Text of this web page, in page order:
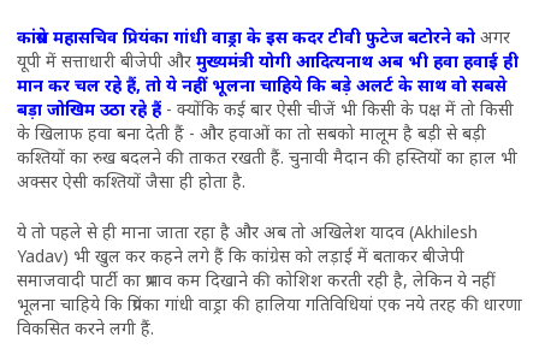
कांग्रेस महासचिव प्रियंका गांधी वाड्रा के इस कदर टीवी फुटेज बटोरने कोअगर
यूपी में सत्ताधारी बीजेपी और मुख्यमंत्री योगी आदित्यनाथ अब भी हवा हवाई ही
मान कर चल रहे हैं, तो ये नहीं भूलना चाहिये कि बड़े अलर्ट के साथ वो सबसे
बड़ा जोखिम उठा रहे हैं- क्योंकि कई बार ऐसी चीजें भी किसी के पक्ष में तो किसी
के खिलाफ हवा बना देती हैं - और हवाओं का तो सबको मालूम है बड़ी से बड़ी
कश्तियों का रुख बदलने की ताकत रखती हैं. चुनावी मैदान की हस्तियों का हाल भी
अक्सर ऐसी कश्तियों जैसा ही होता है.
ये तो पहले से ही माना जाता रहा है और अब तो अखिलेश यादव (Akhilesh
Yadav) भी खुल कर कहने लगे हैं कि कांग्रेस को लड़ाई में बताकर बीजेपी
समाजवादी पार्टी का प्रभाव कम दिखाने की कोशिश करती रही है, लेकिन ये नहीं
भूलना चाहिये कि प्रियंका गांधी वाड्रा की हालिया गतिविधियां एक नये तरह की धारणा
विकसित करने लगी हैं.